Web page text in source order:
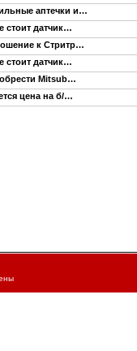
аптечки и…
стоит датчик…
к Стритр…
стоит датчик…
Mitsub…
цена на б/…